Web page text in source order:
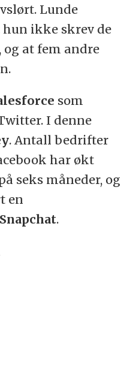
Lunde
ikke skrev de
at fem andre
som
I denne
. Antall bedrifter
har økt
seks måneder, og
en
Snapchat.